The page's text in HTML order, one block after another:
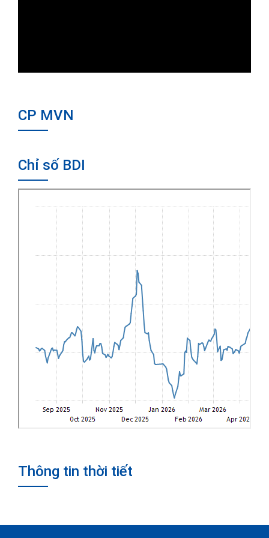
CP MVN
Chỉ số BDI
Thông tin thời tiết